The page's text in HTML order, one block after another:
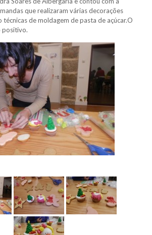
que realizaram várias decorações
técnicas de moldagem de pasta de açúcar.O
positivo.